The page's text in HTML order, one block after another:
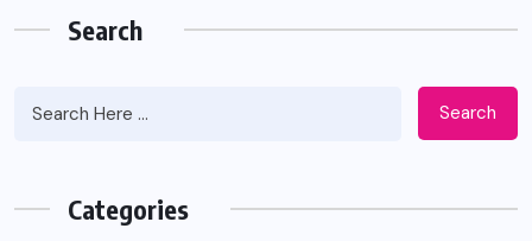
Search
Search
Categories